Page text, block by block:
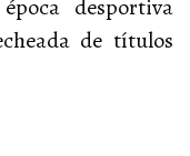
desportiva
de títulos